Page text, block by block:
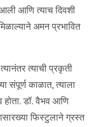
आणि त्याच दिवशी
अमन प्रभावित
त्याची प्रकृती
संपूर्ण काळात, त्याला
डॉ. वैभव आणि
फिस्टुलाने ग्रस्त